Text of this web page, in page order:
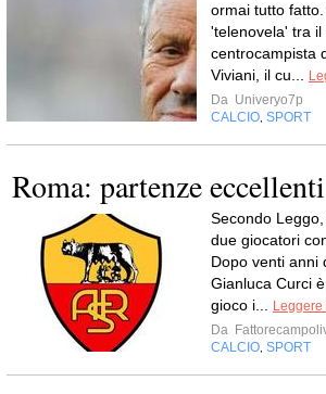
ormai tutto
'telenovela' tra il
centrocampista
Viviani, il cu...
Da Univeryo7p
CALCIO SPORT
Roma: partenze eccellenti
Secondo
due giocatori
Dopo venti anni
Gianluca Curci
gioco i...
Da
CALCIO SPORT